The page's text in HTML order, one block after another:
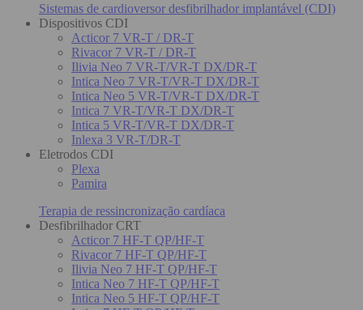
Sistemas de cardioversor desfibrilhador implantável (CDI)
Dispositivos CDI
Acticor 7 VR-T / DR-T
Rivacor 7 VR-T / DR-T
Ilivia Neo 7 VR-T/VR-T DX/DR-T
Intica Neo 7 VR-T/VR-T DX/DR-T
Intica Neo 5 VR-T/VR-T DX/DR-T
Intica 7 VR-T/VR-T DX/DR-T
Intica 5 VR-T/VR-T DX/DR-T
Inlexa 3 VR-T/DR-T
Eletrodos CDI
Plexa
Pamira
Terapia de ressincronização cardíaca
Desfibrilhador CRT
Acticor 7 HF-T QP/HF-T
Rivacor 7 HF-T QP/HF-T
Ilivia Neo 7 HF-T QP/HF-T
Intica Neo 7 HF-T QP/HF-T
Intica Neo 5 HF-T QP/HF-T